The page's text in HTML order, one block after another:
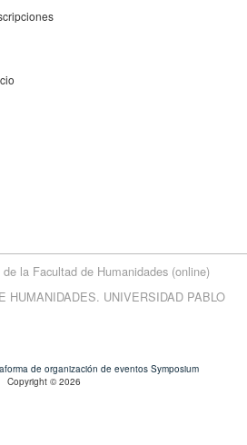
la Facultad de Humanidades (online)
HUMANIDADES. UNIVERSIDAD PABLO
de organización de eventos Symposium
Copyright © 2026